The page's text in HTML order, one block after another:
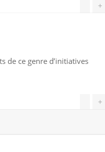
+
de ce genre d’initiatives
+